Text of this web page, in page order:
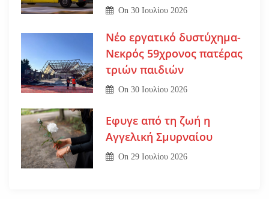
On30 Ιουλίου 2026
Νέο εργατικό δυστύχημα-
Νεκρός 59χρονος πατέρας
τριών παιδιών
On30 Ιουλίου 2026
Εφυγε από τη ζωή η
Αγγελική Σμυρναίου
On29 Ιουλίου 2026